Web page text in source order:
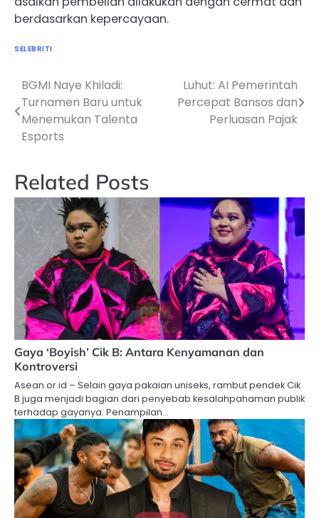
berdasarkan kepercayaan.
SELEBRITI
Navigasi
pos
BGMI Naye Khiladi:
Turnamen Baru untuk
Menemukan Talenta
Esports
Luhut: AI Pemerintah
Percepat Bansos dan
Perluasan Pajak
Related Posts
Gaya ‘Boyish’ Cik B: Antara Kenyamanan dan
Kontroversi
Asean.or.id – Selain gaya pakaian uniseks, rambut pendek Cik
B juga menjadi bagian dari penyebab kesalahpahaman publik
terhadap gayanya. Penampilan…